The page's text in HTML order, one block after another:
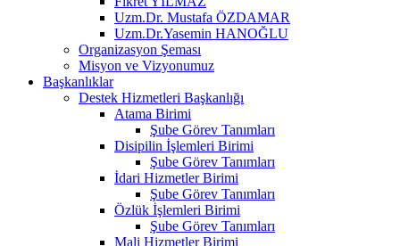
Uzm.Dr. Mustafa ÖZDAMAR
Uzm.Dr.Yasemin HANOĞLU
Organizasyon Şeması
Misyon ve Vizyonumuz
Başkanlıklar
Destek Hizmetleri Başkanlığı
Atama Birimi
Şube Görev Tanımları
Disipilin İşlemleri Birimi
Şube Görev Tanımları
İdari Hizmetler Birimi
Şube Görev Tanımları
Özlük İşlemleri Birimi
Şube Görev Tanımları
Mali Hizmetler Birimi